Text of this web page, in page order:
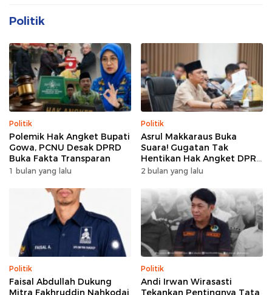
Politik
Politik
Polemik Hak Angket Bupati
Gowa, PCNU Desak DPRD
Buka Fakta Transparan
1 bulan yang lalu
Politik
Asrul Makkaraus Buka
Suara! Gugatan Tak
Hentikan Hak Angket DPRD
Gowa
2 bulan yang lalu
Politik
Faisal Abdullah Dukung
Mitra Fakhruddin Nahkodai
Politik
Andi Irwan Wirasasti
Tekankan Pentingnya Tata